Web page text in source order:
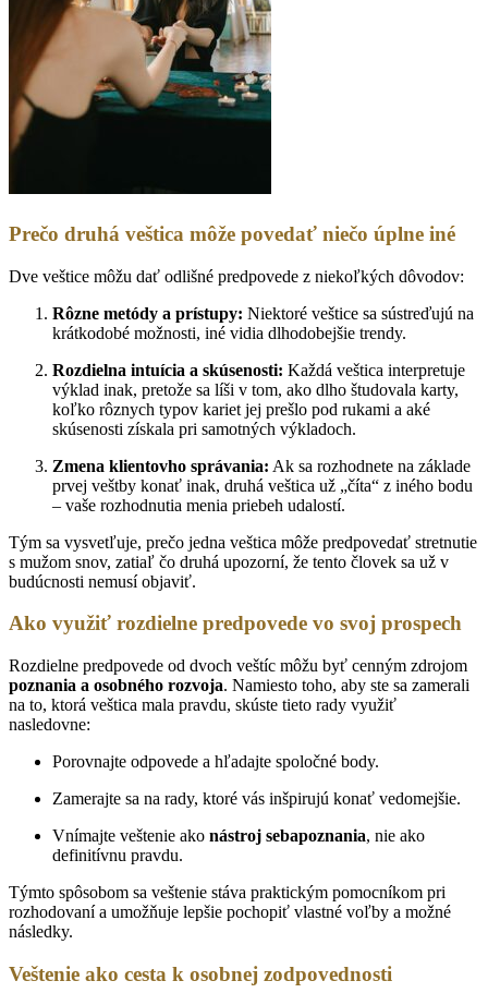
Prečo druhá veštica môže povedať niečo úplne iné
Dve veštice môžu dať odlišné predpovede z niekoľkých dôvodov:
Rôzne metódy a prístupy: Niektoré veštice sa sústreďujú na
krátkodobé možnosti, iné vidia dlhodobejšie trendy.
Rozdielna intuícia a skúsenosti: Každá veštica interpretuje
výklad inak, pretože sa líši v tom, ako dlho študovala karty,
koľko rôznych typov kariet jej prešlo pod rukami a aké
skúsenosti získala pri samotných výkladoch.
Zmena klientovho správania: Ak sa rozhodnete na základe
prvej veštby konať inak, druhá veštica už „číta“ z iného bodu
– vaše rozhodnutia menia priebeh udalostí.
Tým sa vysvetľuje, prečo jedna veštica môže predpovedať stretnutie
s mužom snov, zatiaľ čo druhá upozorní, že tento človek sa už v
budúcnosti nemusí objaviť.
Ako využiť rozdielne predpovede vo svoj prospech
Rozdielne predpovede od dvoch veštíc môžu byť cenným zdrojom
poznania a osobného rozvoja. Namiesto toho, aby ste sa zamerali
na to, ktorá veštica mala pravdu, skúste tieto rady využiť
nasledovne:
Porovnajte odpovede a hľadajte spoločné body.
Zamerajte sa na rady, ktoré vás inšpirujú konať vedomejšie.
Vnímajte veštenie ako nástroj sebapoznania, nie ako
definitívnu pravdu.
Týmto spôsobom sa veštenie stáva praktickým pomocníkom pri
rozhodovaní a umožňuje lepšie pochopiť vlastné voľby a možné
následky.
Veštenie ako cesta k osobnej zodpovednosti